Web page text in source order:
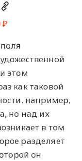
₽
этом
как таковой
например,
но над их
в том
разделяет
он